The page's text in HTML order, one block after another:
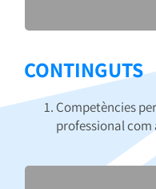
CONTINGUTS
Competències
professional com